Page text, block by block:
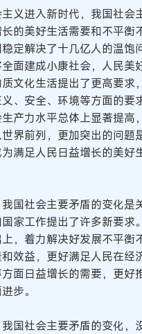
义进入新时代，我国社会
的美好生活需要和不平衡
定解决了十几亿人的温饱
面建成小康社会，人民美
文化生活提出了更高要求
、安全、环境等方面的要
产力水平总体上显著提高
界前列，更加突出的问题
满足人民日益增长的美好
国社会主要矛盾的变化是
家工作提出了许多新要求
，着力解决好发展不平衡
效益，更好满足人民在经
面日益增长的需要，更好
步。
国社会主要矛盾的变化，